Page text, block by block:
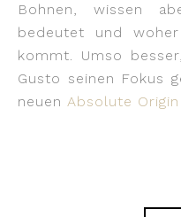
Bohnen, wissen
bedeutet und
kommt. Umso
Gusto seinen Fokus
neuen Absolute